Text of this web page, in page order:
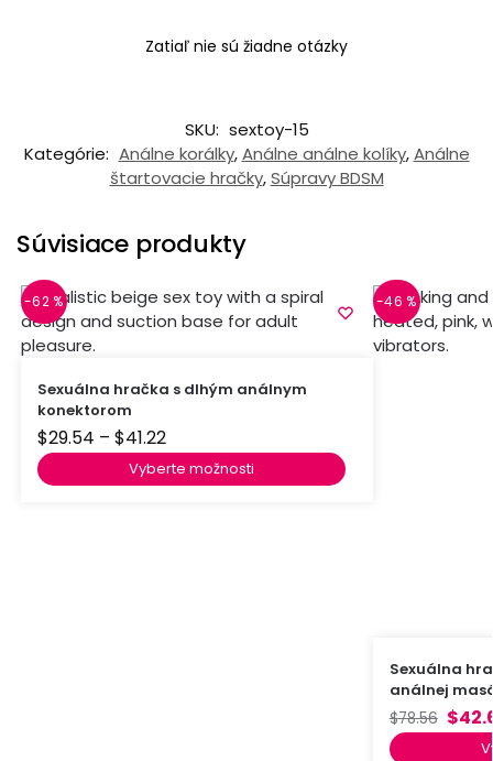
Zatiaľ nie sú žiadne otázky
SKU: sextoy-15
Kategórie: Análne korálky,Análne análne kolíky,Análne
štartovacie hračky,Súpravy BDSM
Súvisiace produkty
-62 %
Sexuálna hračka s dlhým análnym
konektorom
$29.54 – $41.22
Vyberte možnosti
-46 %
Sexuálna
análnej
$78.56 $